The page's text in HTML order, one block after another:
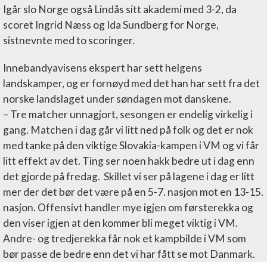
Igår slo Norge også Lindås sitt akademi med 3-2, da
scoret Ingrid Næss og Ida Sundberg for Norge,
sistnevnte med to scoringer.
Innebandyavisens ekspert har sett helgens
landskamper, og er fornøyd med det han har sett fra det
norske landslaget under søndagen mot danskene.
– Tre matcher unnagjort, sesongen er endelig virkelig i
gang. Matchen i dag går vi litt ned på folk og det er nok
med tanke på den viktige Slovakia-kampen i VM og vi får
litt effekt av det. Ting ser noen hakk bedre ut i dag enn
det gjorde på fredag. Skillet vi ser på lagene i dag er litt
mer der det bør det være på en 5-7. nasjon mot en 13-15.
nasjon. Offensivt handler mye igjen om førsterekka og
den viser igjen at den kommer bli meget viktig i VM.
Andre- og tredjerekka får nok et kampbilde i VM som
bør passe de bedre enn det vi har fått se mot Danmark.